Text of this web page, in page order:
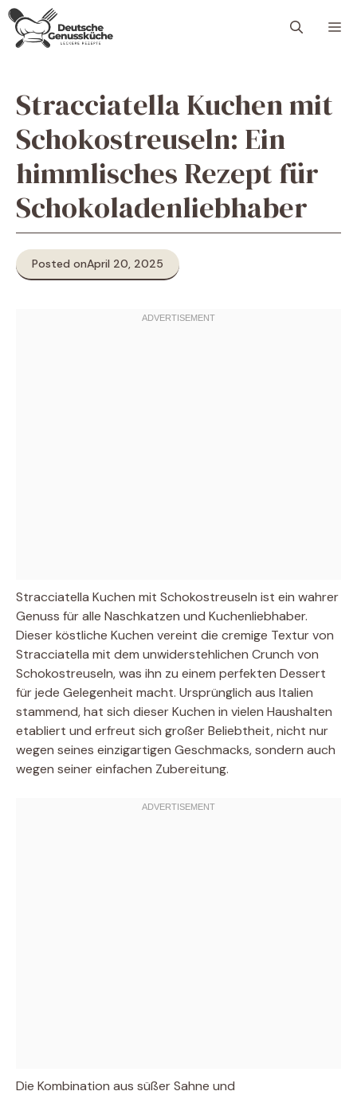
Skip
content
Stracciatella Kuchen mit
Schokostreuseln: Ein
himmlisches Rezept für
Schokoladenliebhaber
Posted onApril 20, 2025
Stracciatella Kuchen mit Schokostreuseln ist ein wahrer
Genuss für alle Naschkatzen und Kuchenliebhaber.
Dieser köstliche Kuchen vereint die cremige Textur von
Stracciatella mit dem unwiderstehlichen Crunch von
Schokostreuseln, was ihn zu einem perfekten Dessert
für jede Gelegenheit macht. Ursprünglich aus Italien
stammend, hat sich dieser Kuchen in vielen Haushalten
etabliert und erfreut sich großer Beliebtheit, nicht nur
wegen seines einzigartigen Geschmacks, sondern auch
wegen seiner einfachen Zubereitung.
Die Kombination aus süßer Sahne und